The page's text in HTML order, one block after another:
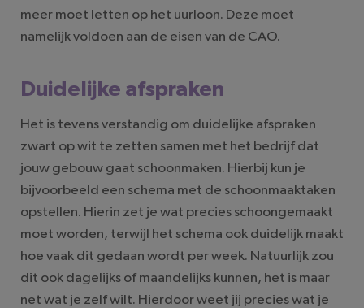
meer moet letten op het uurloon. Deze moet
namelijk voldoen aan de eisen van de CAO.
Duidelijke afspraken
Het is tevens verstandig om duidelijke afspraken
zwart op wit te zetten samen met het bedrijf dat
jouw gebouw gaat schoonmaken. Hierbij kun je
bijvoorbeeld een schema met de schoonmaaktaken
opstellen. Hierin zet je wat precies schoongemaakt
moet worden, terwijl het schema ook duidelijk maakt
hoe vaak dit gedaan wordt per week. Natuurlijk zou
dit ook dagelijks of maandelijks kunnen, het is maar
net wat je zelf wilt. Hierdoor weet jij precies wat je